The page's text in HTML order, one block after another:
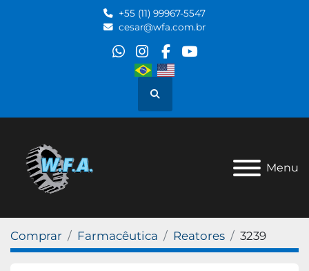
+55 (11) 99967-5547
cesar@wfa.com.br
whatsapp
instagram
facebook
youtube
Pesquisar
Menu
Comprar Farmacêutica Reatores 3239